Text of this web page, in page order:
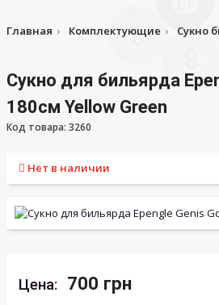
Главная Комплектующие Сукно
Сукно для бильярда
180см Yellow Green
Код товара: 3260
Нет в наличии
Цена: 700 грн